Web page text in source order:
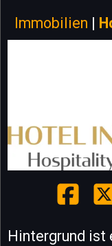
Immobilien |
Hintergrund ist